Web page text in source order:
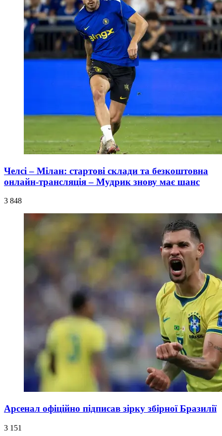
Челсі – Мілан: стартові склади та безкоштовна
онлайн-трансляція – Мудрик знову має шанс
3 848
Арсенал офіційно підписав зірку збірної Бразилії
3 151